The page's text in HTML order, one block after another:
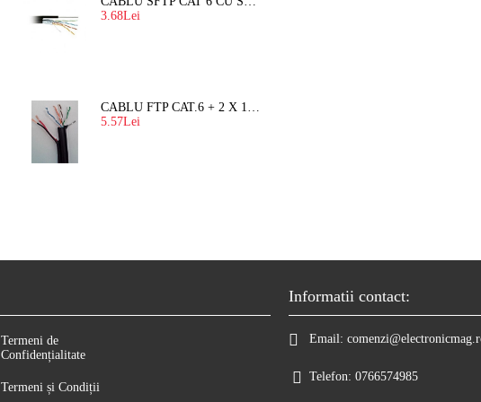
3.68Lei
CABLU FTP CAT.6 + 2 X 1.5 MM2 ( LITAT ) CU SUFA
5.57Lei
Termeni de
Confidențialitate
Termeni și Condiții
Informatii contact:
Email:
Telefon: 0766574985